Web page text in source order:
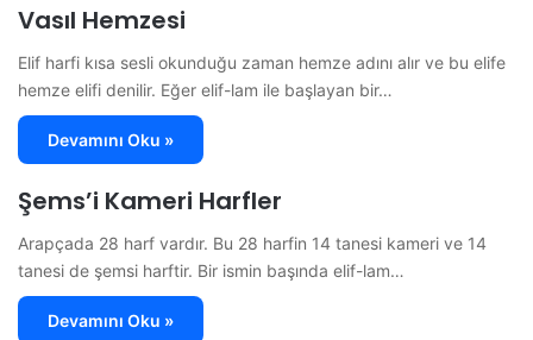
Vasıl Hemzesi
Elif harfi kısa sesli okunduğu zaman hemze adını alır ve bu elife
hemze elifi denilir. Eğer elif-lam ile başlayan bir…
Devamını Oku »
Şems’i Kameri Harfler
Arapçada 28 harf vardır. Bu 28 harfin 14 tanesi kameri ve 14
tanesi de şemsi harftir. Bir ismin başında elif-lam…
Devamını Oku »